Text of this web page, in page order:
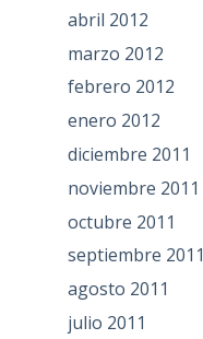
abril 2012
marzo 2012
febrero 2012
enero 2012
diciembre 2011
noviembre 2011
octubre 2011
septiembre 2011
agosto 2011
julio 2011